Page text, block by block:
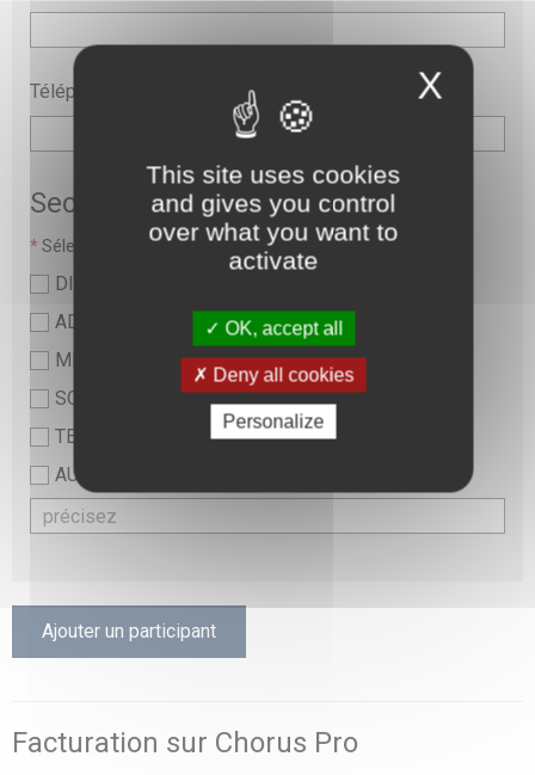
Téléphone
Secteur
* Sélectionner une valeur :
DIRECTION
ADMINISTRATIF
MEDICAL
SOINS ET PARAMEDICAL
TECHNIQUE ET LOGISTIQUE
AUTRE
Ajouter un participant
Facturation sur Chorus Pro
X
This site uses cookies
and gives you control
over what you want to
activate
OK, accept all
Deny all cookies
Personalize